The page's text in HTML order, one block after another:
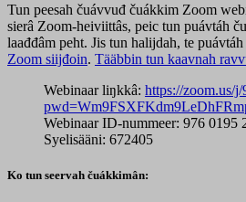
Tun peesah čuávvuđ čuákkim Zoom
sierâ Zoom-heiviittâs, peic tun puávtáh
laađđâm peht. Jis tun halijdah, te
Zoom siijđoin. Tääbbin tun kaavnah
Webinaar liŋkkâ: https://zoom.us/
Webinaar ID-nummeer: 976 0195
Syelisääni: 672405
Ko tun seervah čuákkimân: